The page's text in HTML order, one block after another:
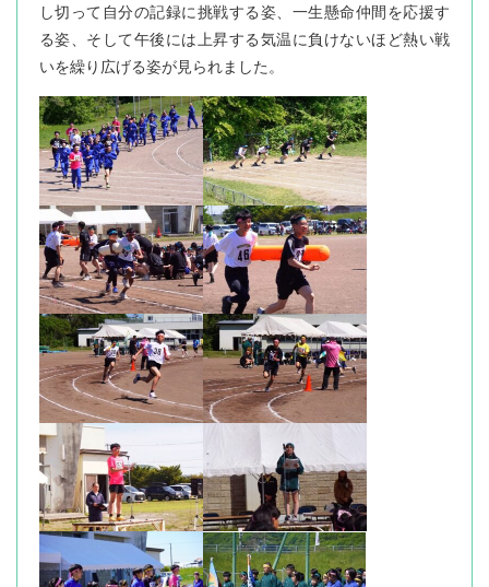
し切って自分の記録に挑戦する姿、一生懸命仲間を応援す
る姿、そして午後には上昇する気温に負けないほど熱い戦
いを繰り広げる姿が見られました。